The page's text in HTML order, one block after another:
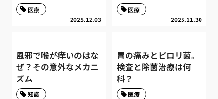
2025.12.03
医療
2025.11.30
医療
風邪で喉が痒いのはな
ぜ？その意外なメカニ
ズム
知識
胃の痛みとピロリ菌。
検査と除菌治療は何
科？
医療